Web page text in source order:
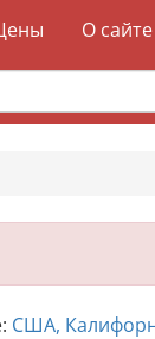
О сайте
США,